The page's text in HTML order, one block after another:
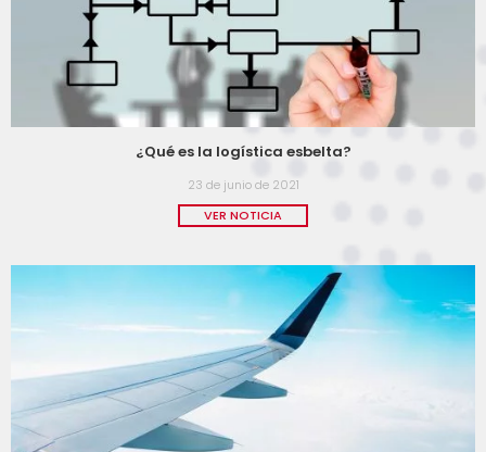
¿Qué es la logística esbelta?
23 de junio de 2021
VER NOTICIA